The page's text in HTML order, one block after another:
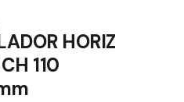
HORIZ
110